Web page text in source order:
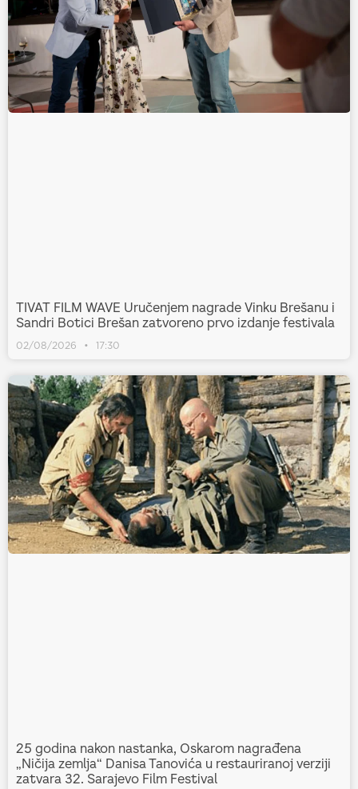
TIVAT FILM WAVE Uručenjem nagrade Vinku Brešanu i
Sandri Botici Brešan zatvoreno prvo izdanje festivala
02/08/2026 17:30
25 godina nakon nastanka, Oskarom nagrađena
„Ničija zemlja“ Danisa Tanovića u restauriranoj verziji
zatvara 32. Sarajevo Film Festival